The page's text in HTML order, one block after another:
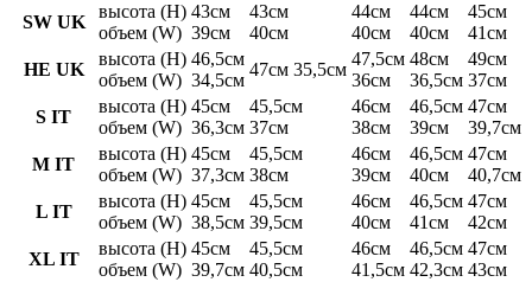
SW UK
высота (H)
объем (W)
43см
39см
43см
40см
44см
40см
44см
40см
45см
41см
HE UK
высота (H)
объем (W)
46,5см
34,5см
47см 35,5см
47,5см
36см
48см
36,5см
49см
37см
S IT
высота (H)
объем (W)
45см
36,3см
45,5см
37см
46см
38см
46,5см
39см
47см
39,7см
M IT
высота (H)
объем (W)
45см
37,3см
45,5см
38см
46см
39см
46,5см
40см
47см
40,7см
L IT
высота (H)
объем (W)
45см
38,5см
45,5см
39,5см
46см
40см
46,5см
41см
47см
42см
XL IT
высота (H)
объем (W)
45см
39,7см
45,5см
40,5см
46см
41,5см
46,5см
42,3см
47см
43см